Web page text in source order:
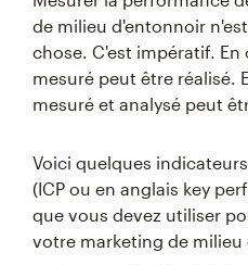
de milieu d'entonnoir
chose. C'est impératif.
mesuré peut être réalisé.
mesuré et analysé peut
Voici quelques
(ICP ou en anglais key
que vous devez utiliser
votre marketing de milieu